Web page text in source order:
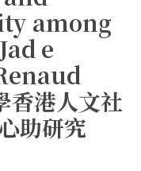
among
e
港人文社
助研究